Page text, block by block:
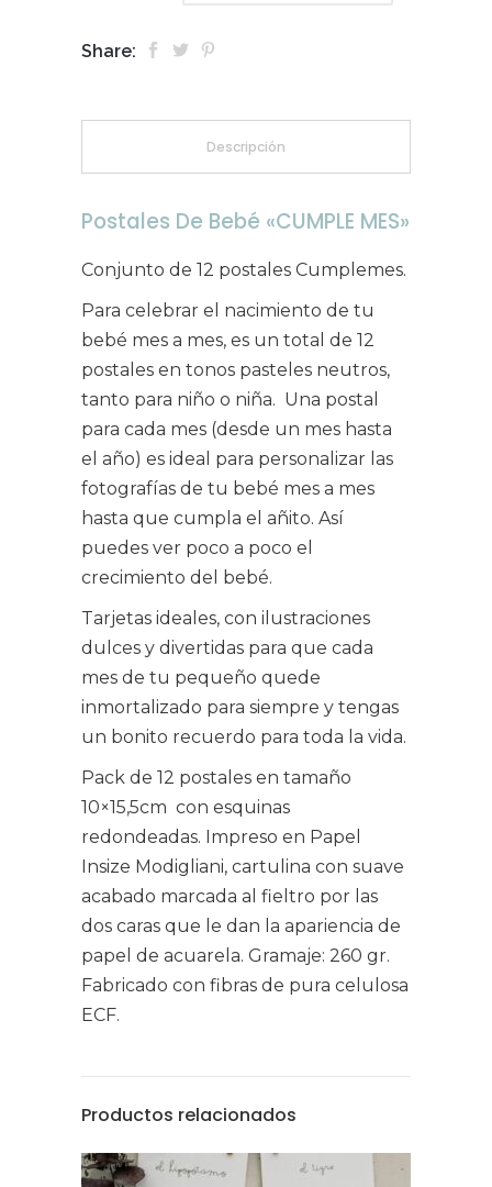
Share:
Descripción
Postales De Bebé «CUMPLE MES»
Conjunto de 12 postales Cumplemes.
Para celebrar el nacimiento de tu
bebé mes a mes, es un total de 12
postales en tonos pasteles neutros,
tanto para niño o niña. Una postal
para cada mes (desde un mes hasta
el año) es ideal para personalizar las
fotografías de tu bebé mes a mes
hasta que cumpla el añito. Así
puedes ver poco a poco el
crecimiento del bebé.
Tarjetas ideales, con ilustraciones
dulces y divertidas para que cada
mes de tu pequeño quede
inmortalizado para siempre y tengas
un bonito recuerdo para toda la vida.
Pack de 12 postales en tamaño
10×15,5cm con esquinas
redondeadas. Impreso en Papel
Insize Modigliani, cartulina con suave
acabado marcada al fieltro por las
dos caras que le dan la apariencia de
papel de acuarela. Gramaje: 260 gr.
Fabricado con fibras de pura celulosa
ECF.
Productos relacionados